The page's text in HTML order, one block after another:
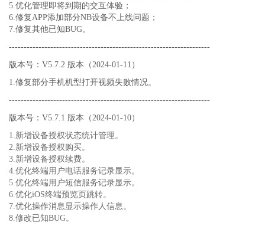
5.优化管理即将到期的交互体验；
6.修复APP添加部分NB设备不上线问题；
7.修复其他已知BUG。
--------------------------------------------------------------------
版本号：V5.7.2 版本 （2024-01-11）
1.修复部分手机机型打开视频失败情况。
--------------------------------------------------------------------
版本号：V5.7.1 版本 （2024-01-10）
1.新增设备授权状态统计管理。
2.新增设备授权购买。
3.新增设备授权续费。
4.优化终端用户电话服务记录显示。
5.优化终端用户短信服务记录显示。
6.优化iOS终端预览页跳转。
7.优化操作消息显示操作人信息。
8.修改已知BUG。